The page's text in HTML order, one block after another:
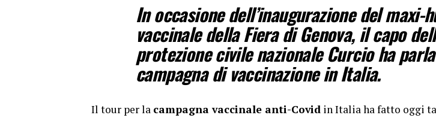
In occasione dell’inaugurazione del maxi-
vaccinale della Fiera di Genova, il capo
protezione civile nazionale Curcio ha
campagna di vaccinazione in Italia.
Il tour per la campagna vaccinale anti-Covid in Italia ha fatto oggi